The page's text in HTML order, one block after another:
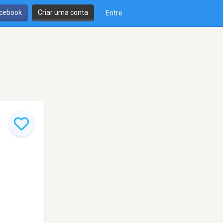
Criar uma conta Entre